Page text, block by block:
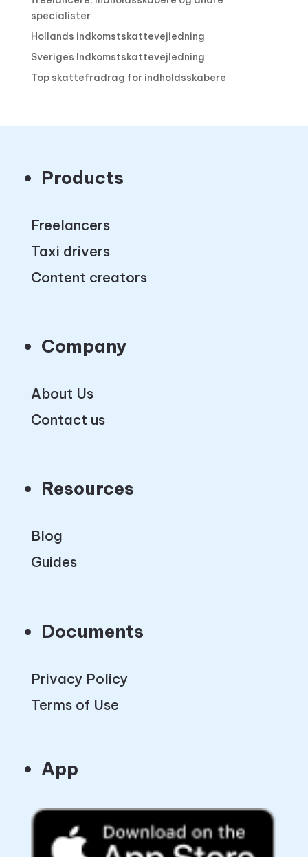
specialister
Hollands indkomstskattevejledning
Sveriges Indkomstskattevejledning
Top skattefradrag for indholdsskabere
Products
Freelancers
Taxi drivers
Content creators
Company
About Us
Contact us
Resources
Blog
Guides
Documents
Privacy Policy
Terms of Use
App